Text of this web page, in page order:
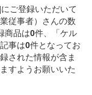
ご登録いただいて
従事者）さんの数
商品は0件、「ケル
事は0件となってお
された情報が含ま
すようお願いいた